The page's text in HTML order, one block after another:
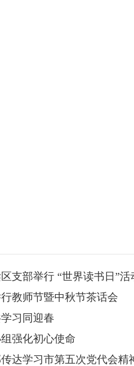
支部举行 “世界读书日”活
教师节暨中秋节茶话会
习同迎春
强化初心使命
达学习市第五次党代会精